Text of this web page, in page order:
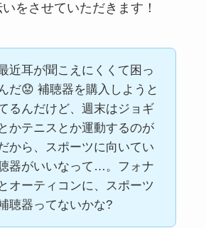
をさせていただきます！
近耳が聞こえにくくて困っ
だ😟 補聴器を購入しようと
るんだけど、週末はジョギ
かテニスとか運動するのが
から、スポーツに向いてい
器がいいなって…。フォナ
オーティコンに、スポーツ
聴器ってないかな?